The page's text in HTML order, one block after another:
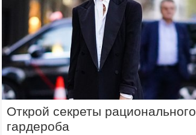
Открой секреты рационального
гардероба